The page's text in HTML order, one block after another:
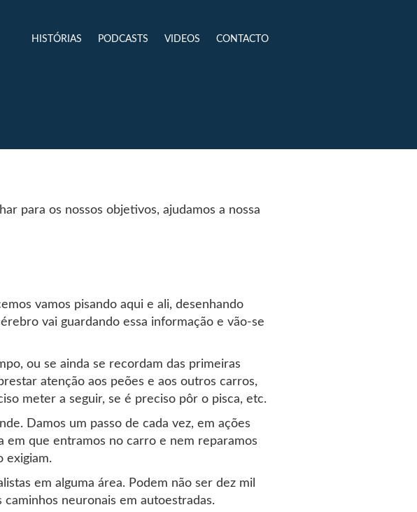
HISTÓRIAS PODCASTS VIDEOS CONTACTO
para os nossos objetivos, ajudamos a nossa
vamos pisando aqui e ali, desenhando
vai guardando essa informação e vão-se
ou se ainda se recordam das primeiras
atenção aos peões e aos outros carros,
meter a seguir, se é preciso pôr o pisca, etc.
Damos um passo de cada vez, em ações
em que entramos no carro e nem reparamos
exigiam.
em alguma área. Podem não ser dez mil
neuronais em autoestradas.